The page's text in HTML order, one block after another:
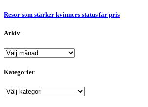
Resor som stärker kvinnors status får pris
Arkiv
Arkiv
Kategorier
Kategorier